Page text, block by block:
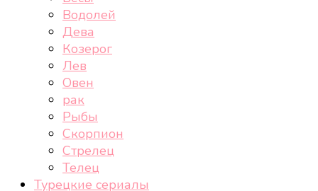
Водолей
Дева
Козерог
Лев
Овен
рак
Рыбы
Скорпион
Стрелец
Телец
Турецкие сериалы